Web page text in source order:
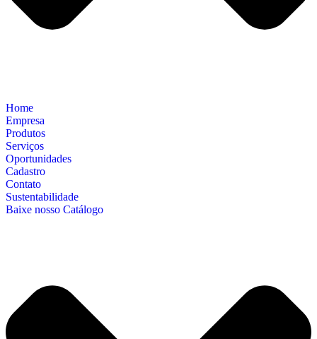
Home
Empresa
Produtos
Serviços
Oportunidades
Cadastro
Contato
Sustentabilidade
Baixe nosso Catálogo